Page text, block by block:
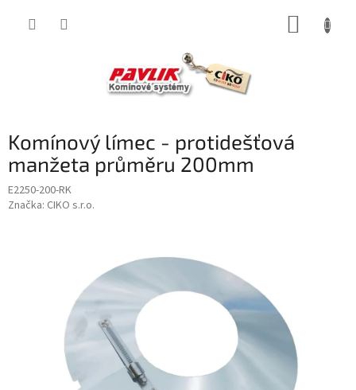
Komínový límec - protidešťová
manžeta průměru 200mm
E2250-200-RK
Značka: CIKO s.r.o.